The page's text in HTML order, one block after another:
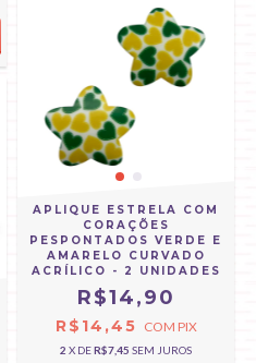
APLIQUE ESTRELA COM
CORAÇÕES
PESPONTADOS VERDE E
AMARELO CURVADO
ACRÍLICO - 2 UNIDADES
R$14,90
R$14,45 COM PIX
2 X DER$7,45 SEM JUROS